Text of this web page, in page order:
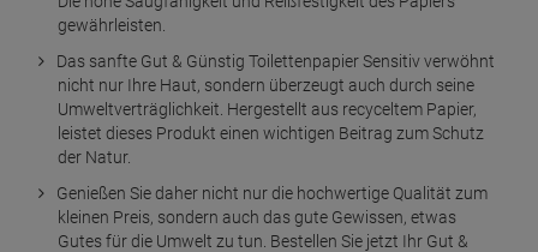
gewährleisten.
Das sanfte Gut & Günstig Toilettenpapier Sensitiv verwöhnt
nicht nur Ihre Haut, sondern überzeugt auch durch seine
Umweltverträglichkeit. Hergestellt aus recyceltem Papier,
leistet dieses Produkt einen wichtigen Beitrag zum Schutz
der Natur.
Genießen Sie daher nicht nur die hochwertige Qualität zum
kleinen Preis, sondern auch das gute Gewissen, etwas
Gutes für die Umwelt zu tun. Bestellen Sie jetzt Ihr Gut &